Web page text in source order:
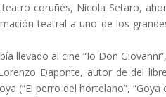
coruñés, Nicola Setaro,
teatral a uno de los
llevado al cine “Io Don
Daponte, autor de del
(“El perro del hortelano”, “Goya